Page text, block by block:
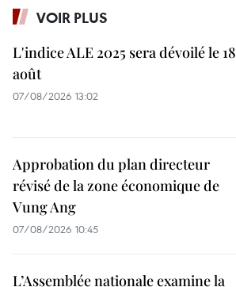
VOIR PLUS
L'indice ALE 2025 sera dévoilé le 18
août
07/08/2026 13:02
Approbation du plan directeur
révisé de la zone économique de
Vung Ang
07/08/2026 10:45
L’Assemblée nationale examine la